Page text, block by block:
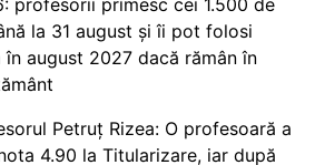
profesorii primesc cei 1.500 de
la 31 august și îi pot folosi
în august 2027 dacă rămân în
Petruț Rizea: O profesoară a
4.90 la Titularizare, iar după